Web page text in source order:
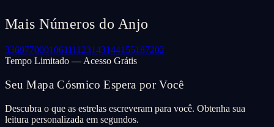
Mais Números do Anjo
336977000106111123143144155187202
Tempo Limitado — Acesso Grátis
Seu Mapa Cósmico Espera por Você
Descubra o que as estrelas escreveram para você. Obtenha sua
leitura personalizada em segundos.